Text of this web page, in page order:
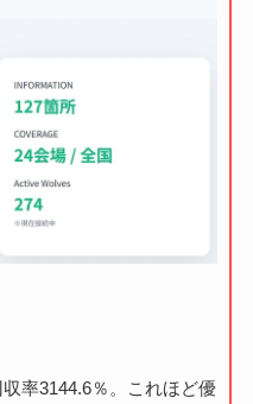
率3144.6％。これほど優